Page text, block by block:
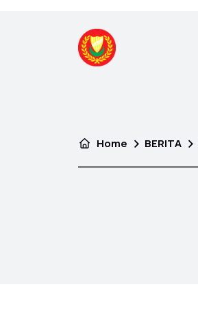
Home BERITA